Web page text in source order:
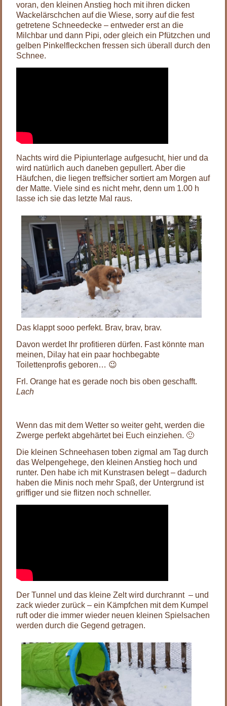
voran, den kleinen Anstieg hoch mit ihren dicken
Wackelärschchen auf die Wiese, sorry auf die fest
getretene Schneedecke – entweder erst an die
Milchbar und dann Pipi, oder gleich ein Pfützchen und
gelben Pinkelfleckchen fressen sich überall durch den
Schnee.
Nachts wird die Pipiunterlage aufgesucht, hier und da
wird natürlich auch daneben gepullert. Aber die
Häufchen, die liegen treffsicher sortiert am Morgen auf
der Matte. Viele sind es nicht mehr, denn um 1.00 h
lasse ich sie das letzte Mal raus.
Das klappt sooo perfekt. Brav, brav, brav.
Davon werdet Ihr profitieren dürfen. Fast könnte man
meinen, Dilay hat ein paar hochbegabte
Toilettenprofis geboren… 😉
Frl. Orange hat es gerade noch bis oben geschafft.
Lach
Wenn das mit dem Wetter so weiter geht, werden die
Zwerge perfekt abgehärtet bei Euch einziehen. 🙂
Die kleinen Schneehasen toben zigmal am Tag durch
das Welpengehege, den kleinen Anstieg hoch und
runter. Den habe ich mit Kunstrasen belegt – dadurch
haben die Minis noch mehr Spaß, der Untergrund ist
griffiger und sie flitzen noch schneller.
Der Tunnel und das kleine Zelt wird durchrannt – und
zack wieder zurück – ein Kämpfchen mit dem Kumpel
ruft oder die immer wieder neuen kleinen Spielsachen
werden durch die Gegend getragen.